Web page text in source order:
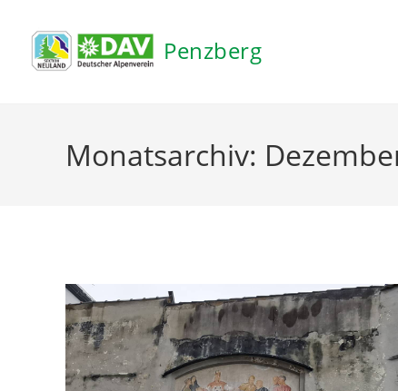
Penzberg
Monatsarchiv: